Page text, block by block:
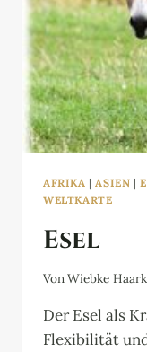
AFRIKA |ASIEN |
WELTKARTE
Esel
VonWiebke
Der Esel als
Flexibilität